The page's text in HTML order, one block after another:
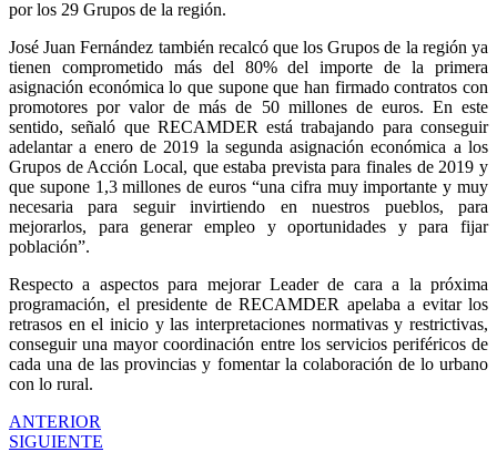
por los 29 Grupos de la región.
José Juan Fernández también recalcó que los Grupos de la región ya
tienen comprometido más del 80% del importe de la primera
asignación económica lo que supone que han firmado contratos con
promotores por valor de más de 50 millones de euros. En este
sentido, señaló que RECAMDER está trabajando para conseguir
adelantar a enero de 2019 la segunda asignación económica a los
Grupos de Acción Local, que estaba prevista para finales de 2019 y
que supone 1,3 millones de euros “una cifra muy importante y muy
necesaria para seguir invirtiendo en nuestros pueblos, para
mejorarlos, para generar empleo y oportunidades y para fijar
población”.
Respecto a aspectos para mejorar Leader de cara a la próxima
programación, el presidente de RECAMDER apelaba a evitar los
retrasos en el inicio y las interpretaciones normativas y restrictivas,
conseguir una mayor coordinación entre los servicios periféricos de
cada una de las provincias y fomentar la colaboración de lo urbano
con lo rural.
ANTERIOR
SIGUIENTE